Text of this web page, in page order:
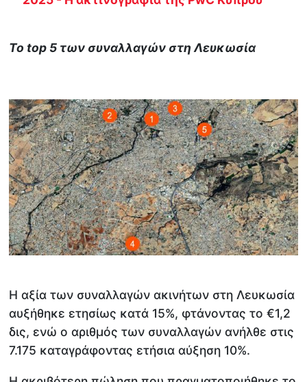
Το top 5 των συναλλαγών στη Λευκωσία
Η αξία των συναλλαγών ακινήτων στη Λευκωσία
αυξήθηκε ετησίως κατά 15%, φτάνοντας το €1,2
δις, ενώ ο αριθμός των συναλλαγών ανήλθε στις
7.175 καταγράφοντας ετήσια αύξηση 10%.